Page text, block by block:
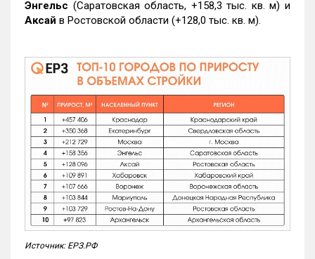
Энгельс (Саратовская область, +158,3 тыс. кв. м) и
Аксай в Ростовской области (+128,0 тыс. кв. м).
Источник: ЕРЗ.РФ